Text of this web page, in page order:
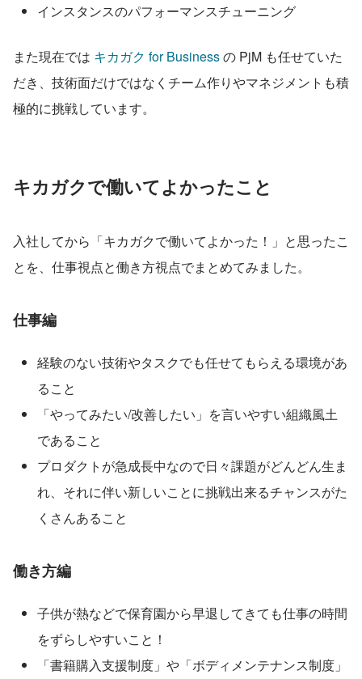
インスタンスのパフォーマンスチューニング
また現在では キカガク for Business の PjM も任せていた
だき、技術面だけではなくチーム作りやマネジメントも積
極的に挑戦しています。
キカガクで働いてよかったこと
入社してから「キカガクで働いてよかった！」と思ったこ
とを、仕事視点と働き方視点でまとめてみました。
仕事編
経験のない技術やタスクでも任せてもらえる環境があ
ること
「やってみたい/改善したい」を言いやすい組織風土
であること
プロダクトが急成長中なので日々課題がどんどん生ま
れ、それに伴い新しいことに挑戦出来るチャンスがた
くさんあること
働き方編
子供が熱などで保育園から早退してきても仕事の時間
をずらしやすいこと！
「書籍購入支援制度」や「ボディメンテナンス制度」